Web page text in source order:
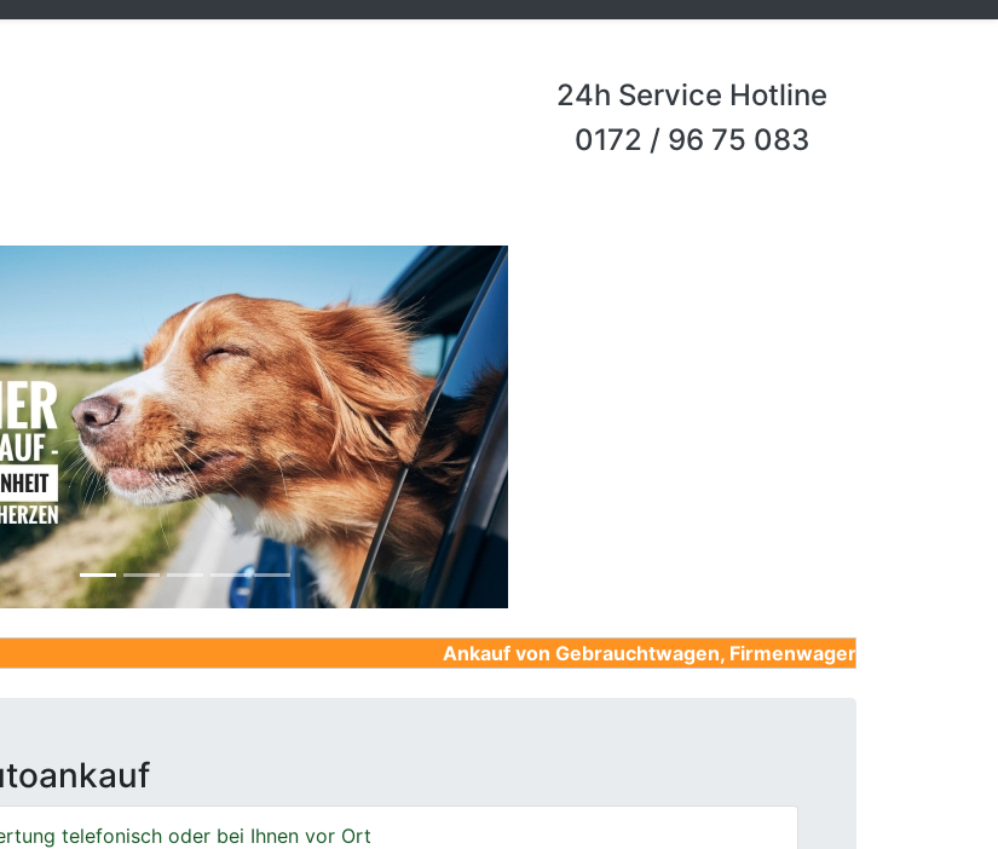
24h Service Hotline
0172 / 96 75 083
Ankauf von Gebrauchtwagen, Firmenwagen, Unfallwagen,
telefonisch oder bei Ihnen vor Ort